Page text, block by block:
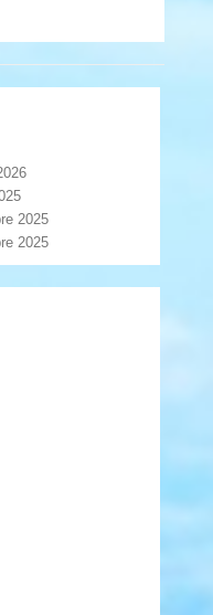
2025
2025